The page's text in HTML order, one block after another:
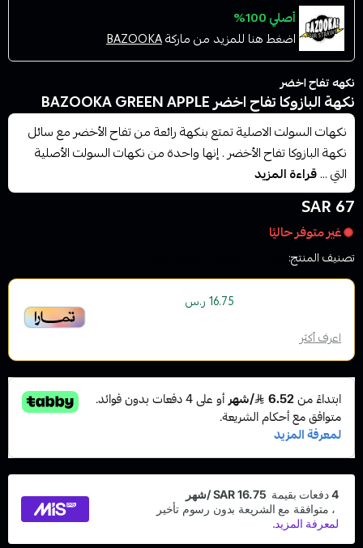
أصلي 100%
اضغط هنا للمزيد من ماركةBAZOOKA
نكهه تفاح اخضر
نكهة البازوكا تفاح اخضر BAZOOKA GREEN APPLE
نكهات السولت الاصلية تمتع بنكهة رائعة من تفاح الأخضر مع سائل
نكهة البازوكا تفاح الأخضر . إنها واحدة من نكهات السولت الأصلية
التي ...قراءة المزيد
67 SAR
غير متوفر حاليًا
تصنيف المنتج:
16.75 ر.س
اعرف أكثر